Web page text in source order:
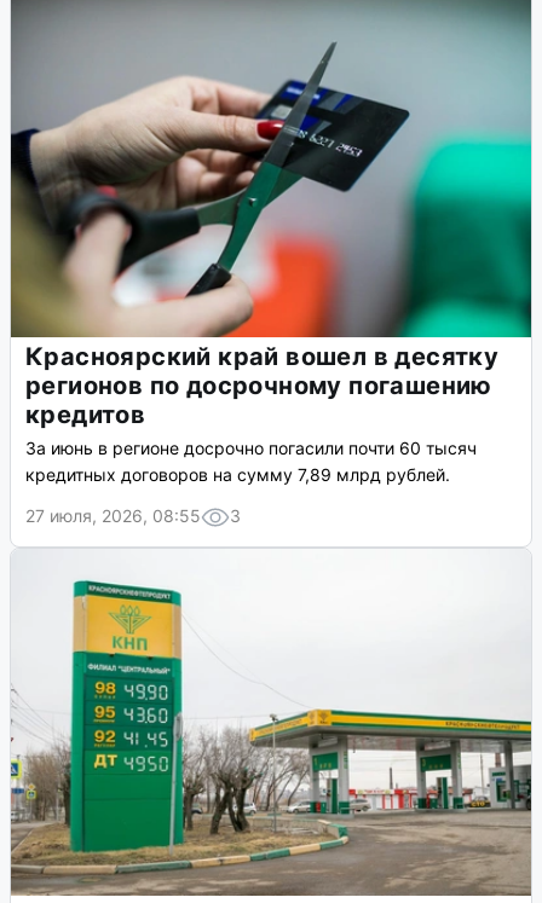
Красноярский край вошел в десятку
регионов по досрочному погашению
кредитов
За июнь в регионе досрочно погасили почти 60 тысяч
кредитных договоров на сумму 7,89 млрд рублей.
27 июля, 2026, 08:55
3